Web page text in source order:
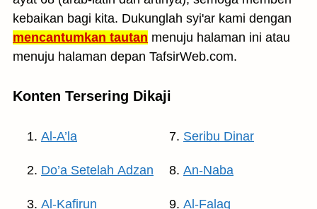
kebaikan bagi kita. Dukunglah syi'ar kami dengan
mencantumkan tautan menuju halaman ini atau
menuju halaman depan TafsirWeb.com.
Konten Tersering Dikaji
Al-A’la
Do’a Setelah Adzan
Al-Kafirun
Seribu Dinar
An-Naba
Al-Falaq